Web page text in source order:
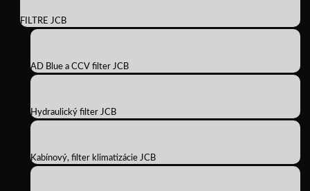
FILTRE JCB
AD Blue a CCV filter JCB
Hydraulický filter JCB
Kabínový, filter klimatizácie JCB